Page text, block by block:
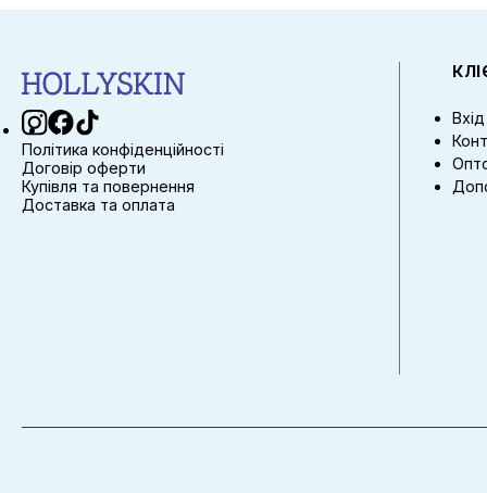
Політика конфіденційності
Договір оферти
Купівля та повернення
Доставка та оплата